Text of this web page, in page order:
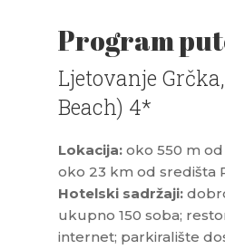
Program
Ljetovanje
Beach) 4*
Lokacija: oko 550 m
oko 23 km od središta
Hotelski sadržaji:
ukupno 150 soba;
internet; parkiralište